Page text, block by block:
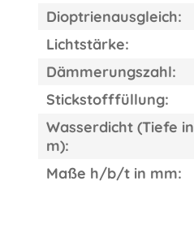
Dioptrienausgleich:
Lichtstärke:
Dämmerungszahl:
Stickstofffüllung:
Wasserdicht (Tiefe in
m):
Maße h/b/t in mm: